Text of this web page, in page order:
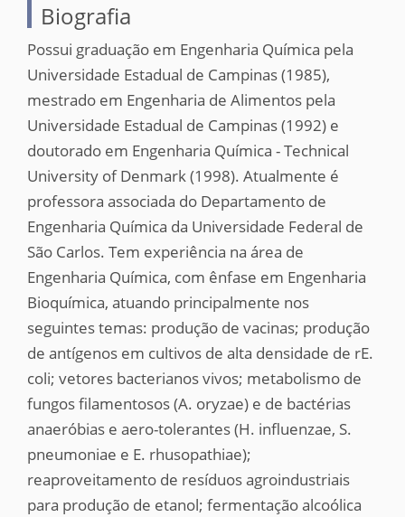
Biografia
Possui graduação em Engenharia Química pela
Universidade Estadual de Campinas (1985),
mestrado em Engenharia de Alimentos pela
Universidade Estadual de Campinas (1992) e
doutorado em Engenharia Química - Technical
University of Denmark (1998). Atualmente é
professora associada do Departamento de
Engenharia Química da Universidade Federal de
São Carlos. Tem experiência na área de
Engenharia Química, com ênfase em Engenharia
Bioquímica, atuando principalmente nos
seguintes temas: produção de vacinas; produção
de antígenos em cultivos de alta densidade de rE.
coli; vetores bacterianos vivos; metabolismo de
fungos filamentosos (A. oryzae) e de bactérias
anaeróbias e aero-tolerantes (H. influenzae, S.
pneumoniae e E. rhusopathiae);
reaproveitamento de resíduos agroindustriais
para produção de etanol; fermentação alcoólica